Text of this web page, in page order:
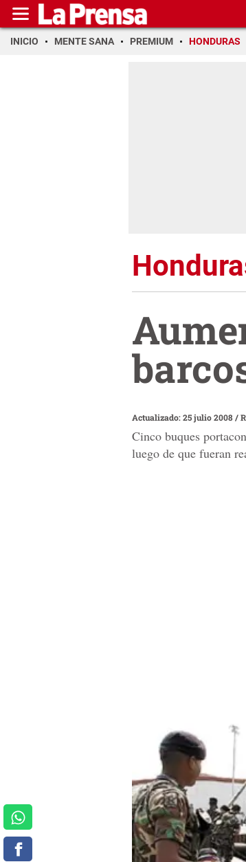
INICIO MENTE SANA PREMIUM HONDURAS
Actualizado: 25 julio 2008/
Cinco buques
luego de que fueran